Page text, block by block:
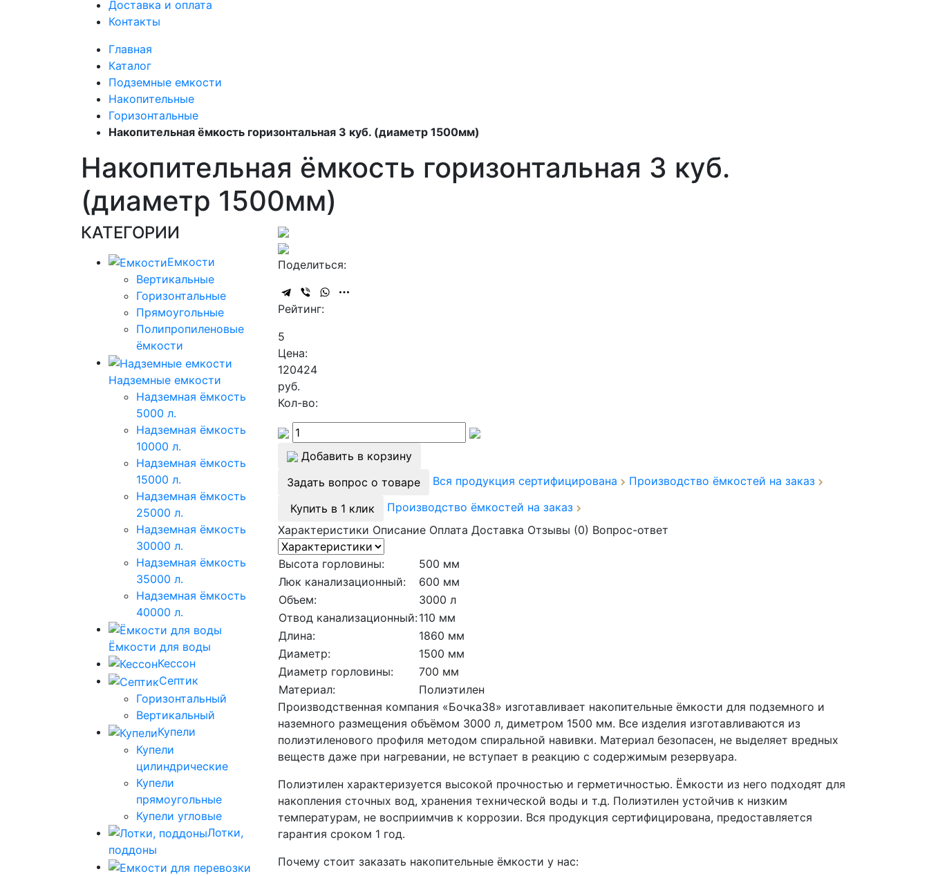
Доставка и оплата
Контакты
Главная
Каталог
Подземные емкости
Накопительные
Горизонтальные
Накопительная ёмкость горизонтальная 3 куб. (диаметр 1500мм)
Накопительная ёмкость горизонтальная 3 куб.
(диаметр 1500мм)
КАТЕГОРИИ
Емкости
Вертикальные
Горизонтальные
Прямоугольные
Полипропиленовые
ёмкости
Надземные емкости
Надземная ёмкость
5000 л.
Надземная ёмкость
10000 л.
Надземная ёмкость
15000 л.
Надземная ёмкость
25000 л.
Надземная ёмкость
30000 л.
Надземная ёмкость
35000 л.
Надземная ёмкость
40000 л.
Ёмкости для воды
Кессон
Септик
Горизонтальный
Вертикальный
Купели
Купели
цилиндрические
Купели
прямоугольные
Купели угловые
Лотки,
поддоны
Поделиться:
Рейтинг:
5
Цена:
120424
руб.
Кол-во:
Добавить в корзину
Задать вопрос о товаре
Вся продукция сертифицирована
Производство ёмкостей на заказ
Купить в 1 клик
Производство ёмкостей на заказ
Характеристики Описание Оплата Доставка Отзывы (0) Вопрос-ответ
Высота горловины:
500 мм
Люк канализационный:
600 мм
Объем:
3000 л
Отвод канализационный:110 мм
Длина:
1860 мм
Диаметр:
1500 мм
Диаметр горловины:
700 мм
Материал:
Полиэтилен
Производственная компания «Бочка38» изготавливает накопительные ёмкости для подземного и
наземного размещения объёмом 3000 л, диметром 1500 мм. Все изделия изготавливаются из
полиэтиленового профиля методом спиральной навивки. Материал безопасен, не выделяет вредных
веществ даже при нагревании, не вступает в реакцию с содержимым резервуара.
Полиэтилен характеризуется высокой прочностью и герметичностью. Ёмкости из него подходят для
накопления сточных вод, хранения технической воды и т.д. Полиэтилен устойчив к низким
температурам, не восприимчив к коррозии. Вся продукция сертифицирована, предоставляется
гарантия сроком 1 год.
Почему стоит заказать накопительные ёмкости у нас: